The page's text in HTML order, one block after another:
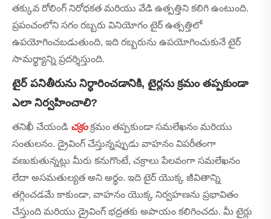
తక్కువ రోలింగ్ నిరోధకత మరియు వేడి ఉత్పత్తిని కలిగి ఉంటుంది.
ప్రపంచంలోని సగం రబ్బరు వినియోగం టైర్ ఉత్పత్తిలో
ఉపయోగించబడుతుంది, ఇది రబ్బరును ఉపయోగించుకునే టైర్
సామర్థ్యాన్ని ప్రదర్శిస్తుంది.
టైర్ పనితీరును నిర్ధారించడానికి, టైర్లను క్రమం తప్పకుండా
ఎలా నిర్వహించాలి?
తనిఖీ చేయండి చక్రం క్రమం తప్పకుండా సమలేఖనం మరియు
సంతులనం. డ్రైవింగ్ చేస్తున్నప్పుడు వాహనం విపరీతంగా
వణుకుతున్నట్లు మీరు కనుగొంటే, చక్రాలు పేలవంగా సమలేఖనం
లేదా అసమతుల్యత అని అర్థం. ఇది టైర్ యొక్క జీవితాన్ని
తగ్గించడమే కాకుండా, వాహనం యొక్క నిర్వహణను ప్రభావితం
చేస్తుంది మరియు డ్రైవింగ్ భద్రతకు అపాయం కలిగించదు. మీ టైర్లు